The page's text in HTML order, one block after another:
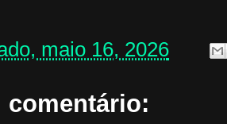
maio 16, 2026
comentário: